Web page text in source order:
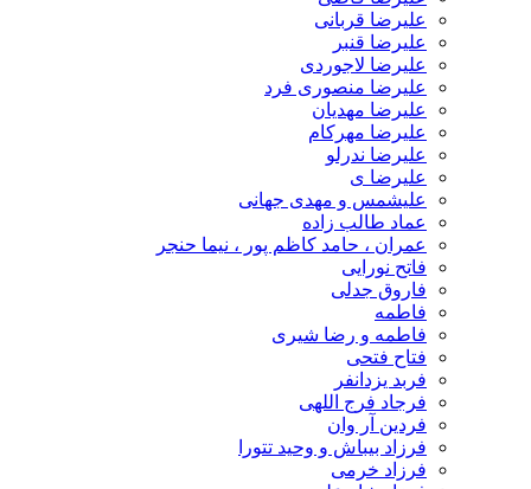
علیرضا قربانی
علیرضا قنبر
علیرضا لاجوردی
علیرضا منصوری فرد
علیرضا مهدیان
علیرضا مهرکام
علیرضا ندرلو
علیرضا ی
علیشمس و مهدی جهانی
عماد طالب زاده
عمران ، حامد کاظم پور ، نیما حنجر
فاتح نورایی
فاروق جدلی
فاطمه
فاطمه و رضا شیری
فتاح فتحی
فربد یزدانفر
فرجاد فرج اللهی
فردین آر وان
فرزاد بیباش و وحید تتورا
فرزاد خرمی